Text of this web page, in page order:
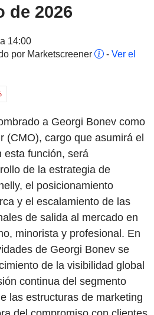
de 2026
14:00
por Marketscreener
- Ver el
a Georgi Bonev como
(CMO), cargo que asumirá el
esta función, será
de la estrategia de
el posicionamiento
y el escalamiento de las
de salida al mercado en
minorista y profesional. En
de Georgi Bonev se
de la visibilidad global
continua del segmento
las estructuras de marketing